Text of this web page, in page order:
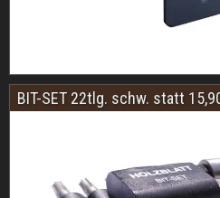
BIT-SET 22tlg. schw. statt